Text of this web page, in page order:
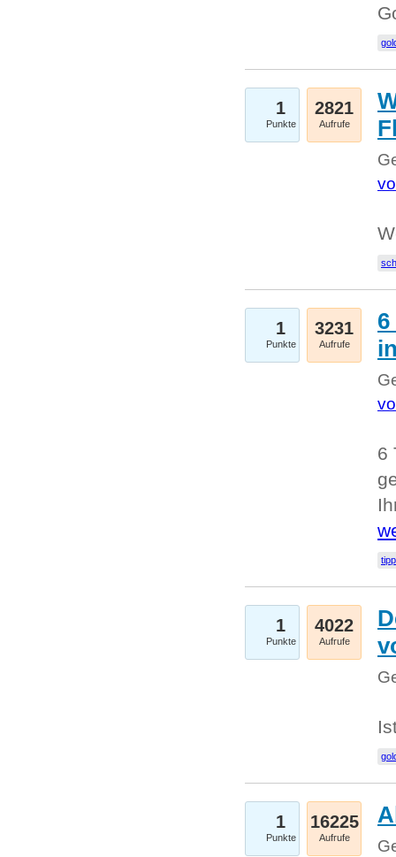
1
Punkte
2821
Aufrufe
1
Punkte
3231
Aufrufe
6
1
Punkte
4022
Aufrufe
1
Punkte
16225
Aufrufe